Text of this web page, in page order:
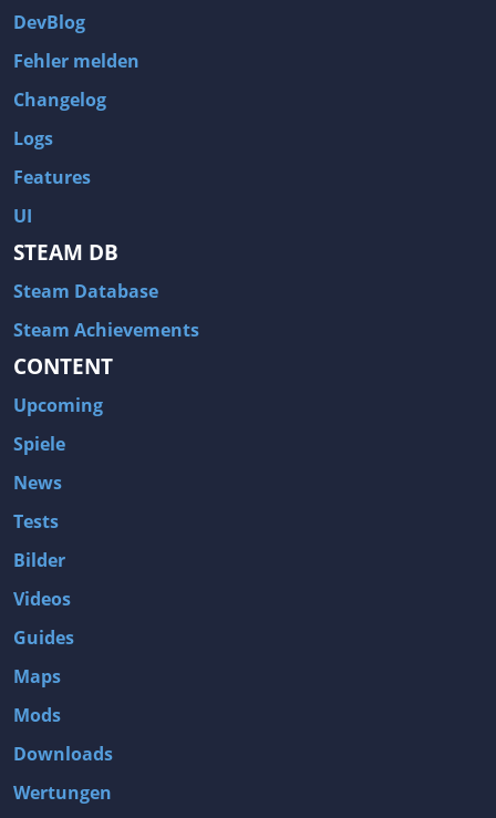
DevBlog
Fehler melden
Changelog
Logs
Features
UI
STEAM DB
Steam Database
Steam Achievements
CONTENT
Upcoming
Spiele
News
Tests
Bilder
Videos
Guides
Maps
Mods
Downloads
Wertungen